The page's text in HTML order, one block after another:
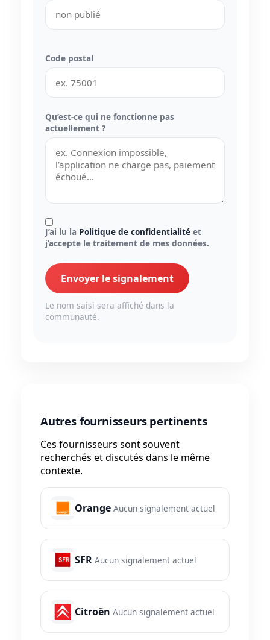
Code postal
Qu’est-ce qui ne fonctionne pas
actuellement ?
J’ai lu la Politique de confidentialité et
j’accepte le traitement de mes données.
Envoyer le signalement
Le nom saisi sera affiché dans la
communauté.
Autres fournisseurs pertinents
Ces fournisseurs sont souvent
recherchés et discutés dans le même
contexte.
Orange Aucun signalement actuel
SFR Aucun signalement actuel
Citroën Aucun signalement actuel